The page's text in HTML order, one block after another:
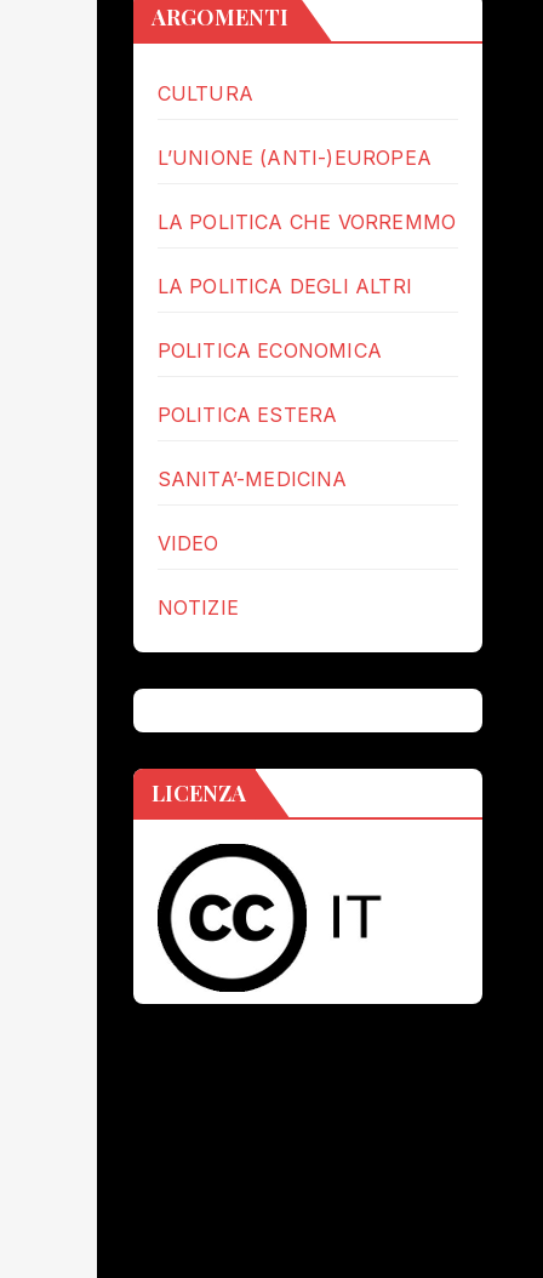
ARGOMENTI
CULTURA
L’UNIONE (ANTI-)EUROPEA
LA POLITICA CHE VORREMMO
LA POLITICA DEGLI ALTRI
POLITICA ECONOMICA
POLITICA ESTERA
SANITA’-MEDICINA
VIDEO
NOTIZIE
LICENZA